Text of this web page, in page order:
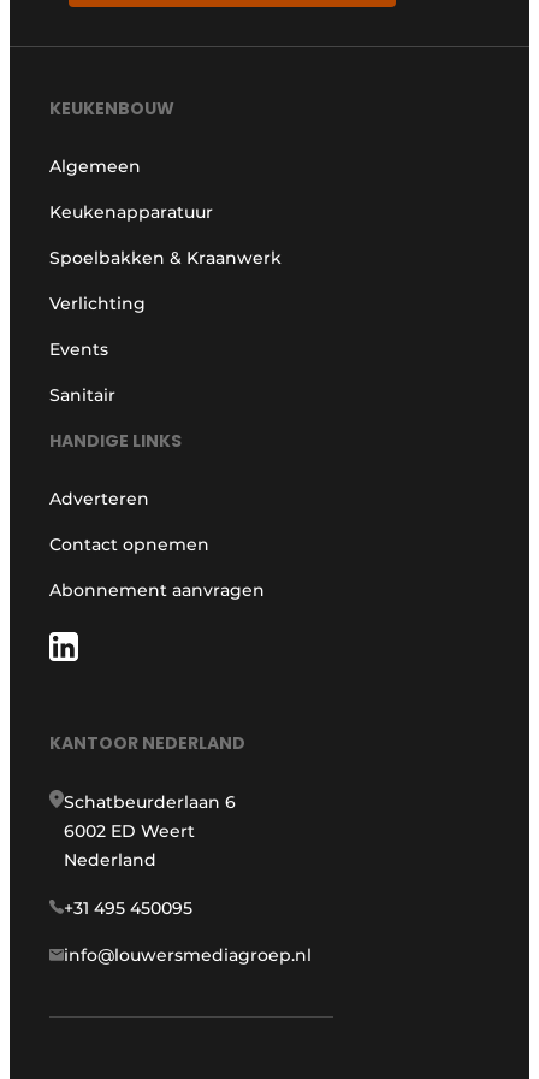
Privacy / Cookie statement
Vacature aanmelden
KEUKENBOUW
Algemeen
Keukenapparatuur
Spoelbakken & Kraanwerk
Verlichting
Events
Sanitair
HANDIGE LINKS
Adverteren
Contact opnemen
Abonnement aanvragen
KANTOOR NEDERLAND
Schatbeurderlaan 6
6002 ED Weert
Nederland
+31 495 450095
info@louwersmediagroep.nl